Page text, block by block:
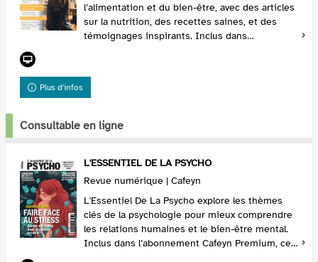
l’alimentation et du bien-être, avec des articles
sur la nutrition, des recettes saines, et des
témoignages inspirants. Inclus dans
Plus d'infos
Consultable en ligne
L'ESSENTIEL DE LA PSYCHO
Revue numérique | Cafeyn
L'Essentiel De La Psycho explore les thèmes
clés de la psychologie pour mieux comprendre
les relations humaines et le bien-être mental.
Inclus dans l’abonnement Cafeyn Premium, ce